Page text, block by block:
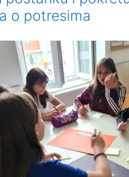
o potresima